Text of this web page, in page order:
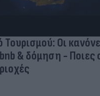
Οι
& δόμηση - Ποιες